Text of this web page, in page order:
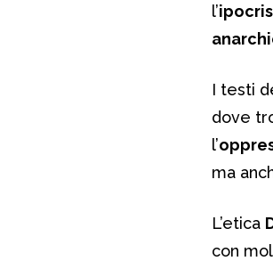
l’
I testi
dove
l’
ma
L’etica
con